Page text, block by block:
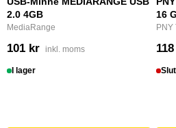
2.0 4GB
MediaRange
101 kr inkl. moms
I lager
16
PNY